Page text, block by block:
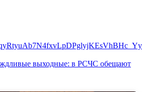
выходные: в РСЧС обещают